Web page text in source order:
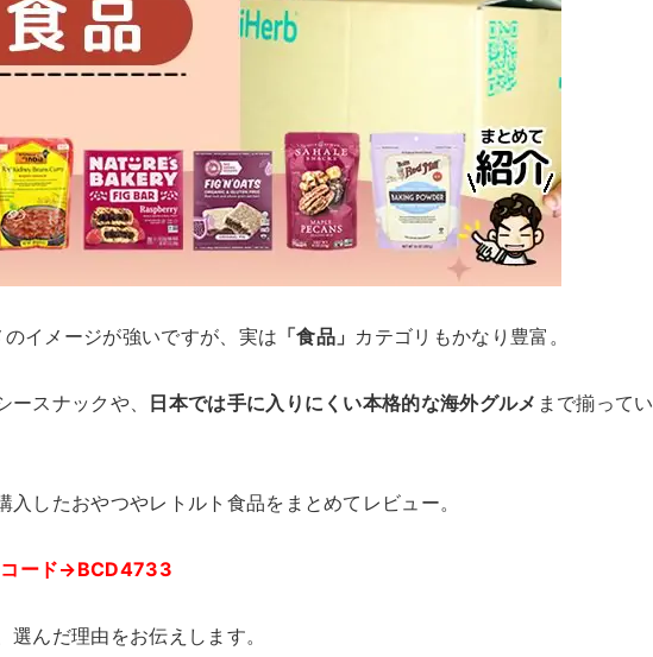
イメージが強いですが、実は 「食品」 カテゴリもかなり豊富。
スナックや、 日本では手に入りにくい本格的な海外グルメ まで揃ってい
入したおやつやレトルト食品をまとめてレビュー。
ード→BCD4733
んだ理由をお伝えします。